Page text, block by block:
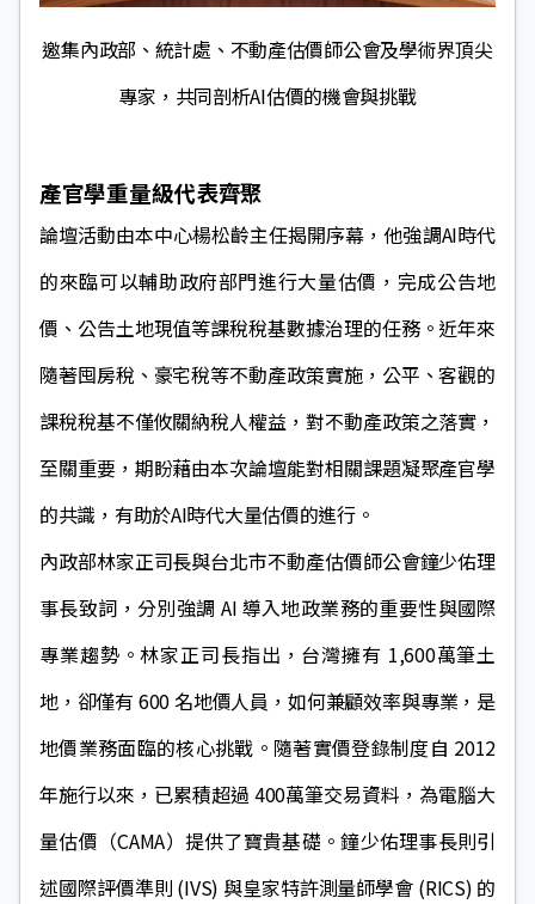
邀集內政部、統計處、不動產估價師公會及學術界頂尖
專家， 共同剖析AI估價的機會與挑戰
產官學重量級代表齊聚
論壇活動由本中心楊松齡主任揭開序幕，他強調AI時代
的來臨可以輔助政府部門進行大量估價，完成公告地
價、公告土地現值等課稅稅基數據治理的任務。近年來
隨著囤房稅、豪宅稅等不動產政策實施，公平、客觀的
課稅稅基不僅攸關納稅人權益，對不動產政策之落實，
至關重要，期盼藉由本次論壇能對相關課題凝聚產官學
的共識，有助於AI時代大量估價的進行。
內政部林家正司長與台北市不動產估價師公會鐘少佑理
事長致詞，分別強調 AI 導入地政業務的重要性與國際
專業趨勢。林家正司長指出，台灣擁有 1,600萬筆土
地，卻僅有 600 名地價人員，如何兼顧效率與專業，是
地價業務面臨的核心挑戰。隨著實價登錄制度自 2012
年施行以來，已累積超過 400萬筆交易資料，為電腦大
量估價（CAMA）提供了寶貴基礎。鐘少佑理事長則引
述國際評價準則 (IVS) 與皇家特許測量師學會 (RICS) 的